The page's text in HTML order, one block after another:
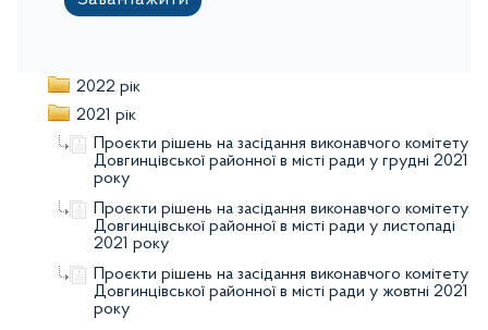
2022 рік
2021 рік
Проєкти рішень на засідання виконавчого комітету
Довгинцівської районної в місті ради у грудні 2021
року
Проєкти рішень на засідання виконавчого комітету
Довгинцівської районної в місті ради у листопаді
2021 року
Проєкти рішень на засідання виконавчого комітету
Довгинцівської районної в місті ради у жовтні 2021
року